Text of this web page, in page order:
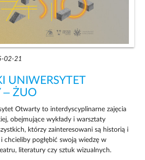
02-21
UNIWERSYTET
– ŻUO
Otwarty to interdyscyplinarne zajęcia
obejmujące wykłady i warsztaty
którzy zainteresowani są historią i
chcieliby pogłębić swoją wiedzę w
literatury czy sztuk wizualnych.